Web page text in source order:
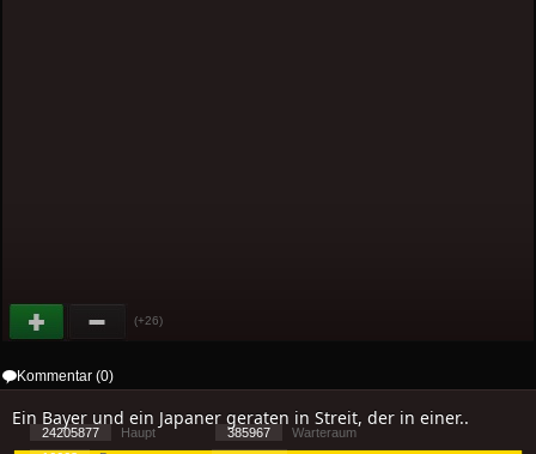
(+26)
Kommentar (0)
Ein Bayer und ein Japaner geraten in Streit, der in einer..
24205877 Haupt 385967
Warteraum